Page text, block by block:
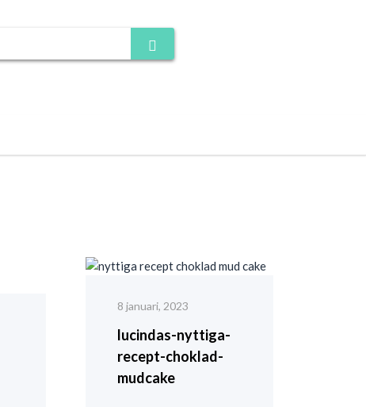
8 januari, 2023
lucindas-nyttiga-
recept-choklad-
mudcake